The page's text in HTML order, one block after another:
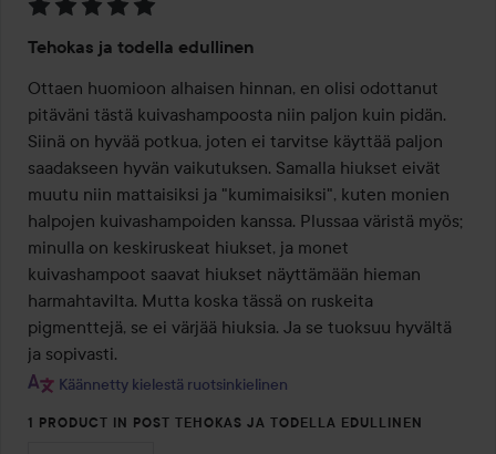
5
/
5
Tehokas ja todella edullinen
Ottaen huomioon alhaisen hinnan, en olisi odottanut
pitäväni tästä kuivashampoosta niin paljon kuin pidän.
Siinä on hyvää potkua, joten ei tarvitse käyttää paljon
saadakseen hyvän vaikutuksen. Samalla hiukset eivät
muutu niin mattaisiksi ja "kumimaisiksi", kuten monien
halpojen kuivashampoiden kanssa. Plussaa väristä myös;
minulla on keskiruskeat hiukset, ja monet
kuivashampoot saavat hiukset näyttämään hieman
harmahtavilta. Mutta koska tässä on ruskeita
pigmenttejä, se ei värjää hiuksia. Ja se tuoksuu hyvältä
ja sopivasti.
Käännetty kielestä ruotsinkielinen
1 PRODUCT IN POST TEHOKAS JA TODELLA EDULLINEN